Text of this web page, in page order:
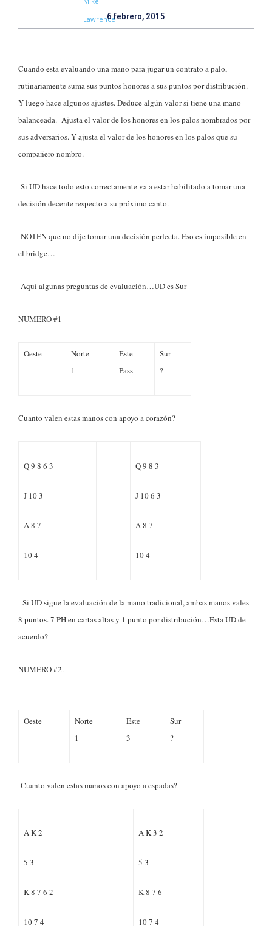
6 febrero, 2015
Cuando esta evaluando una mano para jugar un contrato a palo,
rutinariamente suma sus puntos honores a sus puntos por distribución.
Y luego hace algunos ajustes. Deduce algún valor si tiene una mano
balanceada. Ajusta el valor de los honores en los palos nombrados por
sus adversarios. Y ajusta el valor de los honores en los palos que su
compañero nombro.
Si UD hace todo esto correctamente va a estar habilitado a tomar una
decisión decente respecto a su próximo canto.
NOTEN que no dije tomar una decisión perfecta. Eso es imposible en
el bridge…
Aquí algunas preguntas de evaluación…UD es Sur
NUMERO #1
Oeste
Norte
1
Este
Pass
Sur
?
Cuanto valen estas manos con apoyo a corazón?
Q 9 8 6 3
J 10 3
A 8 7
10 4
Q 9 8 3
J 10 6 3
A 8 7
10 4
Si UD sigue la evaluación de la mano tradicional, ambas manos vales
8 puntos. 7 PH en cartas altas y 1 punto por distribución…Esta UD de
acuerdo?
NUMERO #2.
Oeste
Norte
1
Este
3
Sur
?
Cuanto valen estas manos con apoyo a espadas?
A K 2
5 3
K 8 7 6 2
10 7 4
A K 3 2
5 3
K 8 7 6
10 7 4